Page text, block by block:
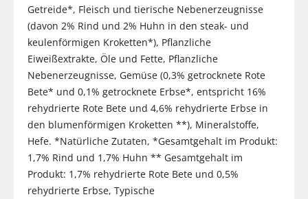
Getreide*, Fleisch und tierische Nebenerzeugnisse
(davon 2% Rind und 2% Huhn in den steak- und
keulenförmigen Kroketten*), Pflanzliche
Eiweißextrakte, Öle und Fette, Pflanzliche
Nebenerzeugnisse, Gemüse (0,3% getrocknete Rote
Bete* und 0,1% getrocknete Erbse*, entspricht 16%
rehydrierte Rote Bete und 4,6% rehydrierte Erbse in
den blumenförmigen Kroketten **), Mineralstoffe,
Hefe. *Natürliche Zutaten, *Gesamtgehalt im Produkt:
1,7% Rind und 1,7% Huhn ** Gesamtgehalt im
Produkt: 1,7% rehydrierte Rote Bete und 0,5%
rehydrierte Erbse, Typische